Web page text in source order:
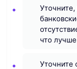
что
Уточните